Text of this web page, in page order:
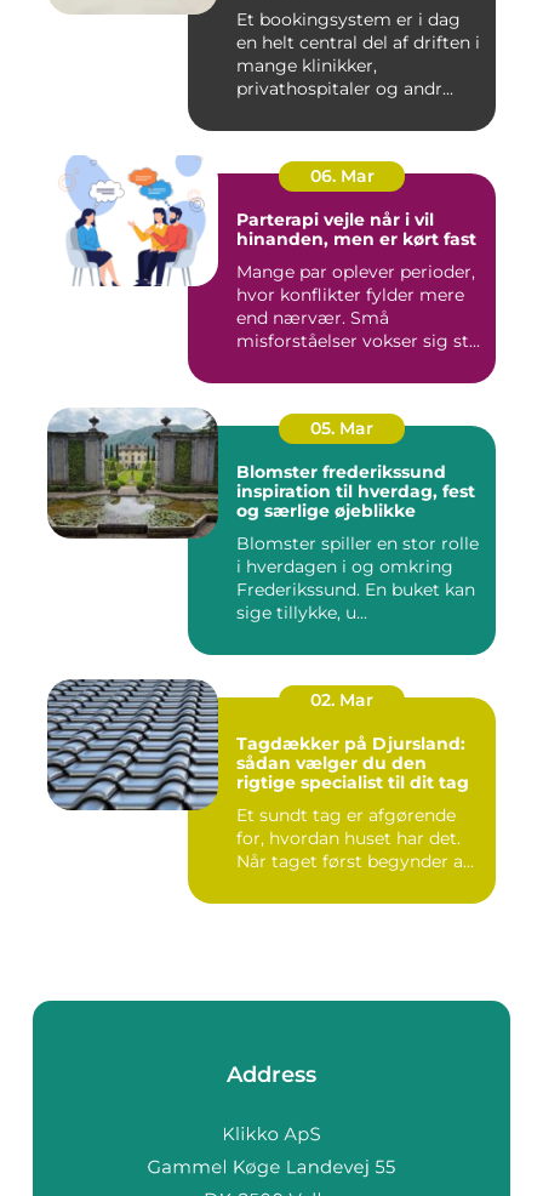
Et bookingsystem er i dag
en helt central del af driften i
mange klinikker,
privathospitaler og andr...
06. Mar
Parterapi vejle når i vil
hinanden, men er kørt fast
Mange par oplever perioder,
hvor konflikter fylder mere
end nærvær. Små
misforståelser vokser sig st...
05. Mar
Blomster frederikssund
inspiration til hverdag, fest
og særlige øjeblikke
Blomster spiller en stor rolle
i hverdagen i og omkring
Frederikssund. En buket kan
sige tillykke, u...
02. Mar
Tagdækker på Djursland:
sådan vælger du den
rigtige specialist til dit tag
Et sundt tag er afgørende
for, hvordan huset har det.
Når taget først begynder a...
Address